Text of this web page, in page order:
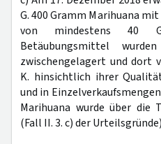
G. 400 Gramm Marihuana
von mindestens 40
Betäubungsmittel
zwischengelagert und dort
K. hinsichtlich ihrer
und in
Marihuana wurde über die
(Fall II. 3. c) der